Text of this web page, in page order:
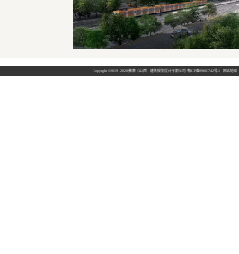
Copyright ©2019 - 2020 弗莱（山西）建筑规划设计有限公司 粤ICP备09063742号-1 网站地图